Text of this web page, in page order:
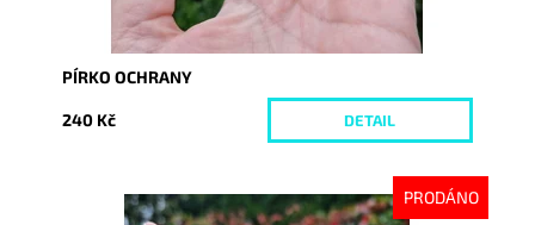
PÍRKO OCHRANY
240 Kč DETAIL
PRODÁNO